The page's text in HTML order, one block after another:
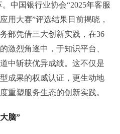
中国银行业协会“2025年客服
用大赛”评选结果日前揭晓，
部凭借三大创新实践，在36
激烈角逐中，于知识平台、
中斩获优异成绩。这不仅是
成果的权威认证，更生动地
重塑服务生态的创新实践。
脑”